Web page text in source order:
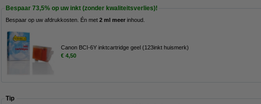
Bespaar 73,5% op uw inkt (zonder kwaliteitsverlies)!
Bespaar op uw afdrukkosten. Én met 2 ml meer inhoud.
Canon BCI-6Y inktcartridge geel (123inkt huismerk)
€ 4,50
Tip